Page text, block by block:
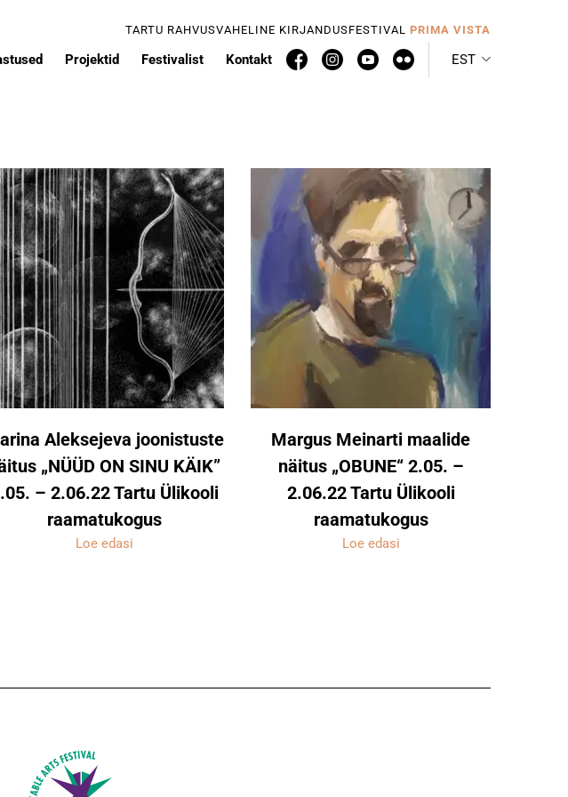
TARTU RAHVUSVAHELINE KIRJANDUSFESTIVAL PRIMA VISTA
Projektid Festivalist Kontakt EST
Aleksejeva joonistuste
„NÜÜD ON SINU KÄIK”
– 2.06.22 Tartu Ülikooli
raamatukogus
Loe edasi
Margus Meinarti maalide
näitus „OBUNE“ 2.05. –
2.06.22 Tartu Ülikooli
raamatukogus
Loe edasi